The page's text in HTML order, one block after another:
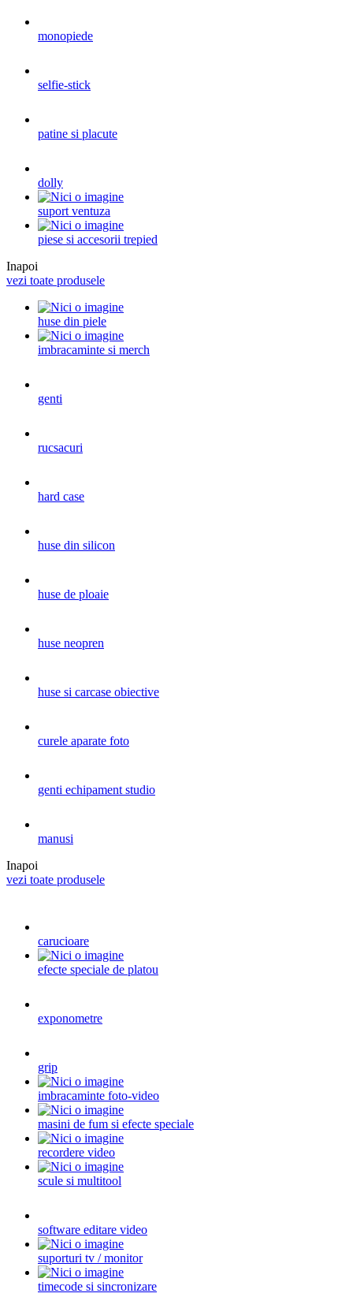
monopiede
selfie-stick
patine si placute
dolly
suport ventuza
piese si accesorii trepied
Inapoi
vezi toate produsele
huse din piele
imbracaminte si merch
genti
rucsacuri
hard case
huse din silicon
huse de ploaie
huse neopren
huse si carcase obiective
curele aparate foto
genti echipament studio
manusi
Inapoi
vezi toate produsele
carucioare
efecte speciale de platou
exponometre
grip
imbracaminte foto-video
masini de fum si efecte speciale
recordere video
scule si multitool
software editare video
suporturi tv / monitor
timecode si sincronizare